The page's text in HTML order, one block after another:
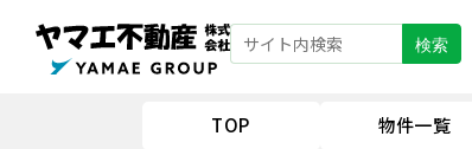
検索
TOP 物件一覧